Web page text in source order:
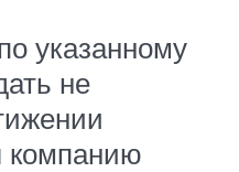
указанному
не
компанию